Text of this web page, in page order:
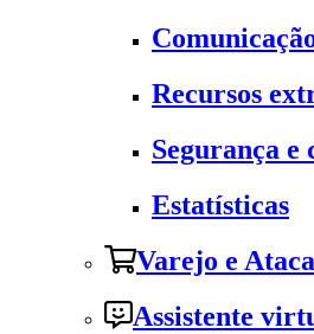
Recursos
Segurança e
Estatísticas
Varejo e
Assistente